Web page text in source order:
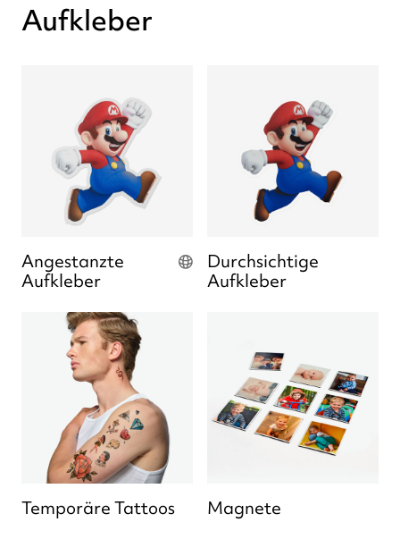
Aufkleber
Angestanzte
Aufkleber
Durchsichtige
Aufkleber
Temporäre Tattoos Magnete